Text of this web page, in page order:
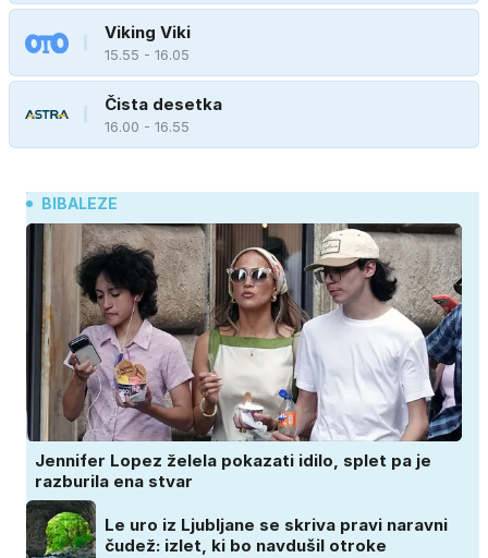
Viking Viki
15.55 - 16.05
Čista desetka
16.00 - 16.55
BIBALEZE
Jennifer Lopez želela pokazati idilo, splet pa je
razburila ena stvar
Le uro iz Ljubljane se skriva pravi naravni
čudež: izlet, ki bo navdušil otroke